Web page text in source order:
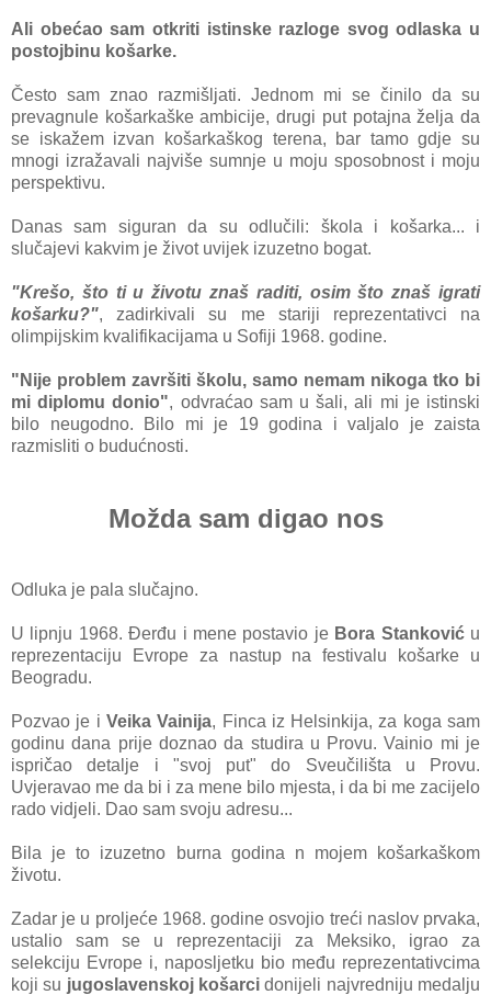
Ali obećao sam otkriti istinske razloge svog odlaska u
postojbinu košarke.
Često sam znao razmišljati. Jednom mi se činilo da su
prevagnule košarkaške ambicije, drugi put potajna želja da
se iskažem izvan košarkaškog terena, bar tamo gdje su
mnogi izražavali najviše sumnje u moju sposobnost i moju
perspektivu.
Danas sam siguran da su odlučili: škola i košarka... i
slučajevi kakvim je život uvijek izuzetno bogat.
"Krešo, što ti u životu znaš raditi, osim što znaš igrati
košarku?", zadirkivali su me stariji reprezentativci na
olimpijskim kvalifikacijama u Sofiji 1968. godine.
"Nije problem završiti školu, samo nemam nikoga tko bi
mi diplomu donio", odvraćao sam u šali, ali mi je istinski
bilo neugodno. Bilo mi je 19 godina i valjalo je zaista
razmisliti o budućnosti.
Možda sam digao nos
Odluka je pala slučajno.
U lipnju 1968. Đerđu i mene postavio je Bora Stankoviću
reprezentaciju Evrope za nastup na festivalu košarke u
Beogradu.
Pozvao je i Veika Vainija, Finca iz Helsinkija, za koga sam
godinu dana prije doznao da studira u Provu. Vainio mi je
ispričao detalje i "svoj put" do Sveučilišta u Provu.
Uvjeravao me da bi i za mene bilo mjesta, i da bi me zacijelo
rado vidjeli. Dao sam svoju adresu...
Bila je to izuzetno burna godina n mojem košarkaškom
životu.
Zadar je u proljeće 1968. godine osvojio treći naslov prvaka,
ustalio sam se u reprezentaciji za Meksiko, igrao za
selekciju Evrope i, naposljetku bio među reprezentativcima
koji su jugoslavenskoj košarci donijeli najvredniju medalju